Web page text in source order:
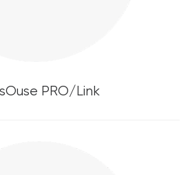
PRO/Link